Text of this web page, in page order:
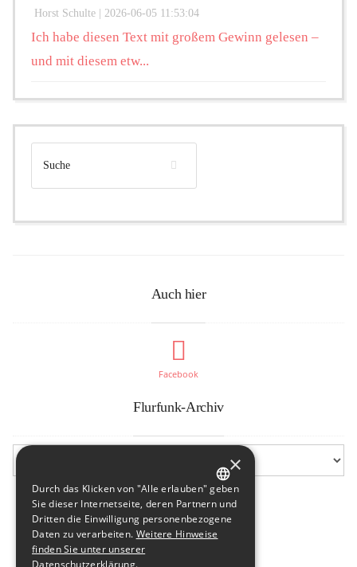
Horst Schulte | 2026-06-05 11:53:04
Ich habe diesen Text mit großem Gewinn gelesen –
und mit diesem etw...
Auch hier
Facebook
Flurfunk-Archiv
GERMAN
ENGLISH
×
Durch das Klicken von "Alle erlauben" geben
Sie dieser Internetseite, deren Partnern und
Dritten die Einwilligung personenbezogene
Daten zu verarbeiten. Weitere Hinweise
finden Sie unter unserer
Datenschutzerklärung.